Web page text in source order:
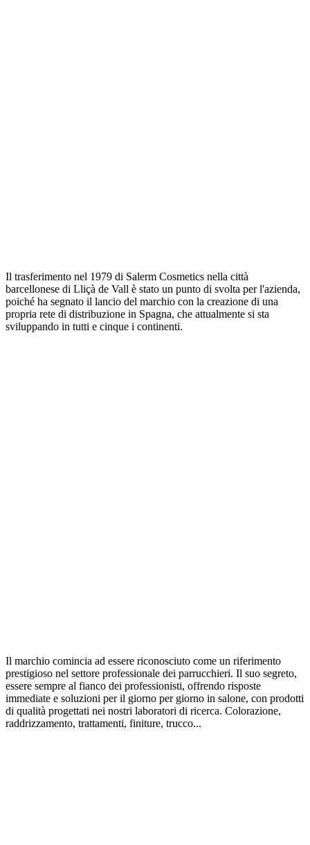
Il trasferimento nel 1979 di Salerm Cosmetics nella città
barcellonese di Lliçà de Vall è stato un punto di svolta per l'azienda,
poiché ha segnato il lancio del marchio con la creazione di una
propria rete di distribuzione in Spagna, che attualmente si sta
sviluppando in tutti e cinque i continenti.
Il marchio comincia ad essere riconosciuto come un riferimento
prestigioso nel settore professionale dei parrucchieri. Il suo segreto,
essere sempre al fianco dei professionisti, offrendo risposte
immediate e soluzioni per il giorno per giorno in salone, con prodotti
di qualità progettati nei nostri laboratori di ricerca. Colorazione,
raddrizzamento, trattamenti, finiture, trucco...